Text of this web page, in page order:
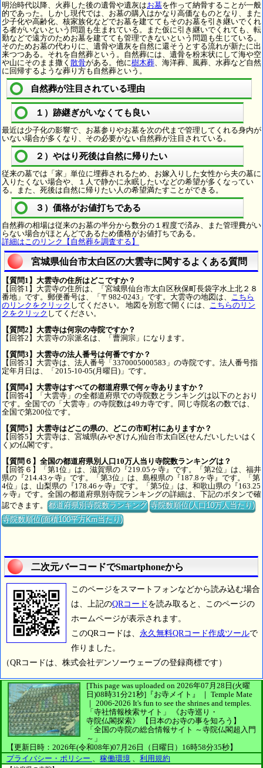
明治時代以降、火葬した後の遺骨や遺灰はお墓を作って納骨することが一般
的であった。しかし現代では、お墓の購入はかなり高価なものとなり、また
少子化や高齢化、核家族化などでお墓を建ててもそのお墓を引き継いでくれ
る者がいないという問題も生まれている。また仮に引き継いでくれても、転
勤などで遠方のためお墓を建てても管理できないという問題も生じている。
そのためお墓の代わりに、遺骨や遺灰を自然に還そうとする流れが新たに出
来つつある。それを自然葬という。自然葬には、遺骨を粉末状にして海や空
や山にそのまま撒く 散骨がある。他に樹木葬、海洋葬、風葬、水葬など自然
に回帰するような葬り方も自然葬という。
自然葬が注目されている理由
１）跡継ぎがいなくても良い
最近は少子化の影響で、お墓参りやお墓を次の代まで管理してくれる身内が
いない場合が多くなり、その必要がない自然葬が注目されている。
２）やはり死後は自然に帰りたい
従来の墓では「家」単位に埋葬されるため、お嫁入りした女性から夫の墓に
入りたくない場合や、１人で静かに永眠したいなどの希望が多くなってい
る。また、死後は自然に帰りたい人の希望満たすことができる。
３）価格がお値打ちである
自然葬の相場は従来のお墓の半分から数分の１程度で済み、また管理費がい
らない場合がほとんどであるため価格がお値打ちである。
詳細はこのリンク【自然葬を調査する】
宮城県仙台市太白区の大雲寺に関するよくある質問
【質問1】大雲寺の住所はどこですか？
【回答1】大雲寺の住所は、「宮城県仙台市太白区秋保町長袋字水上北２８
番地」です。郵便番号は、「〒982-0243」です。大雲寺の地図は、 こちら
のリンクをクリック してください。 地図を別窓で開くには、 こちらのリン
クをクリック してください。
【質問2】大雲寺は何宗の寺院ですか？
【回答2】大雲寺の宗派名は、「曹洞宗」になります。
【質問3】大雲寺の法人番号は何番ですか？
【回答3】大雲寺は、法人番号「3370005000583」の寺院です。法人番号指
定年月日は、「2015-10-05(月曜日)」です。
【質問4】大雲寺はすべての都道府県で何ヶ寺ありますか？
【回答4】「大雲寺」の全都道府県での寺院数とランキングは以下のとおり
です。全国での「大雲寺」の寺院数は49カ寺です。同じ寺院名の数では、
全国で第200位です。
【質問5】大雲寺はどこの県の、どこの市町村にありますか？
【回答5】大雲寺は、宮城県(みやぎけん)仙台市太白区(せんだいしたいはく
く)の仏閣です。
【質問６】全国の都道府県別人口10万人当り寺院数ランキングは？
【回答６】「第1位」は、滋賀県の『219.05ヶ寺』です。「第2位」は、福井
県の『214.43ヶ寺』です。「第3位」は、島根県の『187.8ヶ寺』です。「第
4位」は、山梨県の『178.46ヶ寺』です。「第5位」は、和歌山県の『163.25
ヶ寺』です。全国の都道府県別寺院ランキングの詳細は、下記のボタンで確
認できます。都道府県別寺院数ランキング 寺院数順位(人口10万人当たり)
寺院数順位(面積100平方Km当たり)
二次元バーコードでSmartphoneから
このページをスマートフォンなどから読み込む場合
は、上記のQRコード を読み取ると、このページの
ホームページが表示されます。
このQRコードは、 永久無料QRコード作成ツールで
作りました。
（QRコードは、株式会社デンソーウェーブの登録商標です）
[This page was uploaded on 2026年07月28日(火曜
日)08時31分21秒] 『お寺メイト』 ｜ Temple Mate
｜ 2006-2026 It's fun to see the shrines and temples.
「寺社情報検索サイト」
《お寺巡り・
寺院仏閣探索》
【日本のお寺の事を知ろう】
「全国の寺院の総合情報サイト ～寺院仏閣超入門
～」
【更新日時：2026年(令和08年)07月26日（日曜日）16時58分35秒】
プライバシー・ポリシー 、 稼働環境 、 利用規約